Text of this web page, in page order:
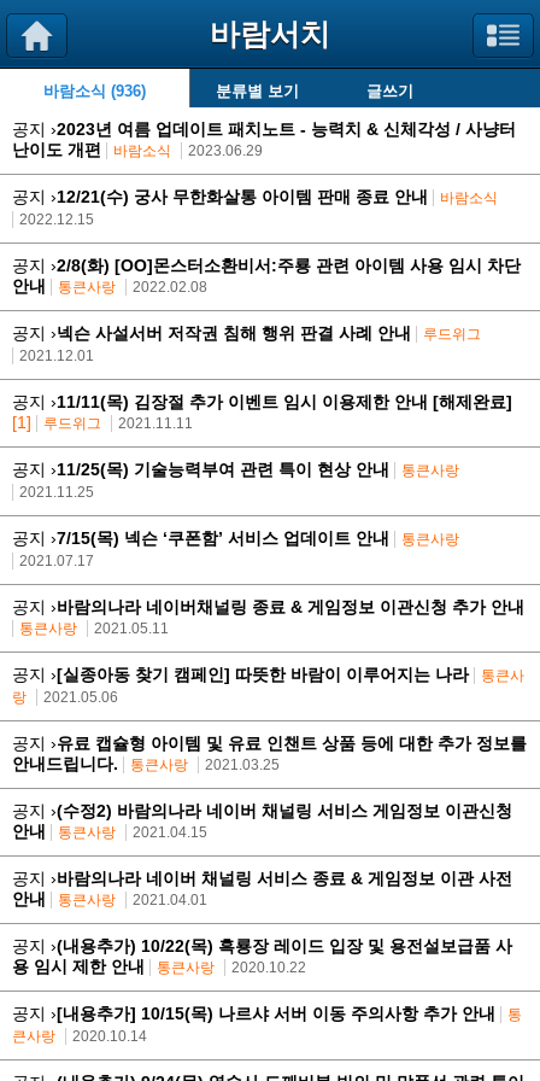
바람서치
바람소식 (936) 분류별 보기 글쓰기
공지 ›2023년 여름 업데이트 패치노트 - 능력치 & 신체각성 / 사냥터
난이도 개편
바람소식 2023.06.29
공지 ›12/21(수) 궁사 무한화살통 아이템 판매 종료 안내
바람소식
2022.12.15
공지 ›2/8(화) [OO]몬스터소환비서:주룡 관련 아이템 사용 임시 차단
안내
통큰사랑 2022.02.08
공지 ›넥슨 사설서버 저작권 침해 행위 판결 사례 안내
루드위그
2021.12.01
공지 ›11/11(목) 김장절 추가 이벤트 임시 이용제한 안내 [해제완료]
[1]
루드위그 2021.11.11
공지 ›11/25(목) 기술능력부여 관련 특이 현상 안내
통큰사랑
2021.11.25
공지 ›7/15(목) 넥슨 ‘쿠폰함’ 서비스 업데이트 안내
통큰사랑
2021.07.17
공지 ›바람의나라 네이버채널링 종료 & 게임정보 이관신청 추가 안내
통큰사랑 2021.05.11
공지 ›[실종아동 찾기 캠페인] 따뜻한 바람이 이루어지는 나라
통큰사
랑
2021.05.06
공지 ›유료 캡슐형 아이템 및 유료 인챈트 상품 등에 대한 추가 정보를
안내드립니다.
통큰사랑 2021.03.25
공지 ›(수정2) 바람의나라 네이버 채널링 서비스 게임정보 이관신청
안내
통큰사랑 2021.04.15
공지 ›바람의나라 네이버 채널링 서비스 종료 & 게임정보 이관 사전
안내
통큰사랑 2021.04.01
공지 ›(내용추가) 10/22(목) 흑룡장 레이드 입장 및 용전설보급품 사
용 임시 제한 안내
통큰사랑 2020.10.22
공지 ›[내용추가] 10/15(목) 나르샤 서버 이동 주의사항 추가 안내
통
큰사랑
2020.10.14